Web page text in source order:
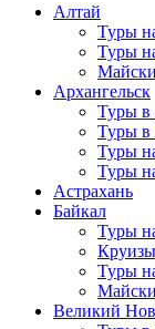
Алтай
Туры
Туры
Архангельск
Туры в
Туры в
Туры
Туры
Астрахань
Байкал
Туры
Туры
Великий